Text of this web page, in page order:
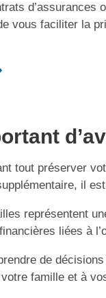
vous faciliter la
tout préserver
il
représentent
liées à
de
famille et à